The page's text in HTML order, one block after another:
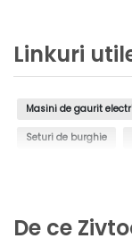
Linkuri
Masini de gaurit
Seturi de burghie
De ce